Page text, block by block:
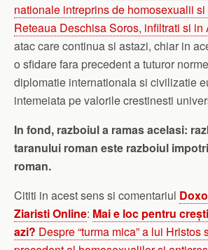
nationale intreprins de homosexualii
Reteaua Deschisa Soros, infiltrati si in
atac care continua si astazi, chiar in
o sfidare fara precedent a tuturor
diplomatie internationala si civilizatie
intemeiata pe valorile crestinesti
In fond, razboiul a ramas acelasi:
taranului roman este razboiul
roman.
Cititi in acest sens si comentariul
Ziaristi Online: Mai e loc pentru
azi? Despre “turma mica” a lui Hristos